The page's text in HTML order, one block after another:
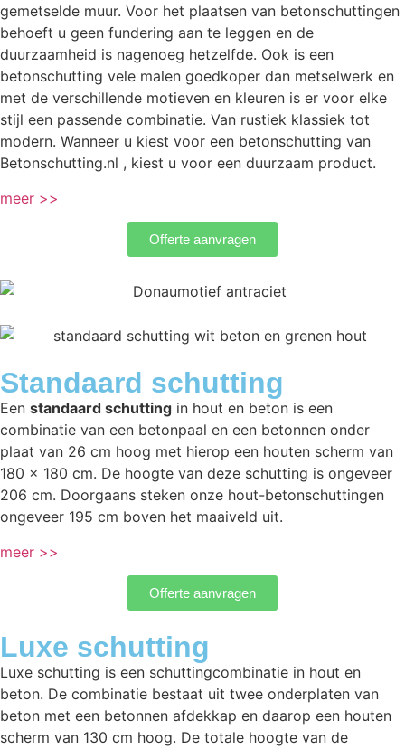
gemetselde muur. Voor het plaatsen van betonschuttingen
behoeft u geen fundering aan te leggen en de
duurzaamheid is nagenoeg hetzelfde. Ook is een
betonschutting vele malen goedkoper dan metselwerk en
met de verschillende motieven en kleuren is er voor elke
stijl een passende combinatie. Van rustiek klassiek tot
modern. Wanneer u kiest voor een betonschutting van
Betonschutting.nl , kiest u voor een duurzaam product.
meer >>
Offerte aanvragen
Standaard schutting
Een standaard schutting in hout en beton is een
combinatie van een betonpaal en een betonnen onder
plaat van 26 cm hoog met hierop een houten scherm van
180 x 180 cm. De hoogte van deze schutting is ongeveer
206 cm. Doorgaans steken onze hout-betonschuttingen
ongeveer 195 cm boven het maaiveld uit.
meer >>
Offerte aanvragen
Luxe schutting
Luxe schutting is een schuttingcombinatie in hout en
beton. De combinatie bestaat uit twee onderplaten van
beton met een betonnen afdekkap en daarop een houten
scherm van 130 cm hoog. De totale hoogte van de